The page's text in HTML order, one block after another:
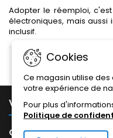
Adopter le réemploi,
électroniques, mais aussi
inclusif.
VOTRE COMPTE
CONTACT
Cookies
Ce magasin utilise
votre expérience de
Pour plus
Politique de